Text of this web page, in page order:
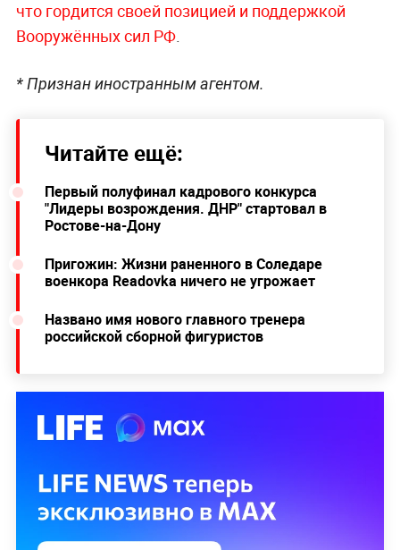
что гордится своей позицией и поддержкой
Вооружённых сил РФ.
* Признан иностранным агентом.
Читайте ещё:
Первый полуфинал кадрового конкурса
"Лидеры возрождения. ДНР" стартовал в
Ростове-на-Дону
Пригожин: Жизни раненного в Соледаре
военкора Readovka ничего не угрожает
Названо имя нового главного тренера
российской сборной фигуристов